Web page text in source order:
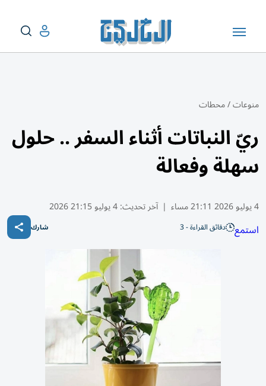
منوعات/محطات
ريّ النباتات أثناء السفر .. حلول
سهلة وفعالة
4 يوليو 2026 21:11 مساء | آخر تحديث:4 يوليو 21:15 2026
استمع دقائق القراءة - 3 شارك